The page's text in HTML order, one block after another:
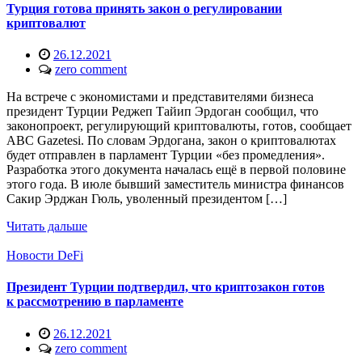
Турция готова принять закон о регулировании
криптовалют
26.12.2021
zero comment
На встрече с экономистами и представителями бизнеса
президент Турции Реджеп Тайип Эрдоган сообщил, что
законопроект, регулирующий криптовалюты, готов, сообщает
ABC Gazetesi. По словам Эрдогана, закон о криптовалютах
будет отправлен в парламент Турции «без промедления».
Разработка этого документа началась ещё в первой половине
этого года. В июле бывший заместитель министра финансов
Сакир Эрджан Гюль, уволенный президентом […]
Читать дальше
Новости DeFi
Президент Турции подтвердил, что криптозакон готов
к рассмотрению в парламенте
26.12.2021
zero comment